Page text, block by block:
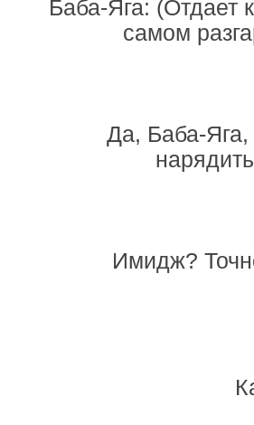
Баба-Яга: (Отдает
самом
Да, Баба-Яга,
Имидж?